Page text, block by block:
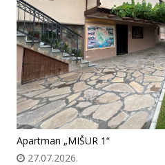
Apartman „MIŠUR 1“
27.07.2026.